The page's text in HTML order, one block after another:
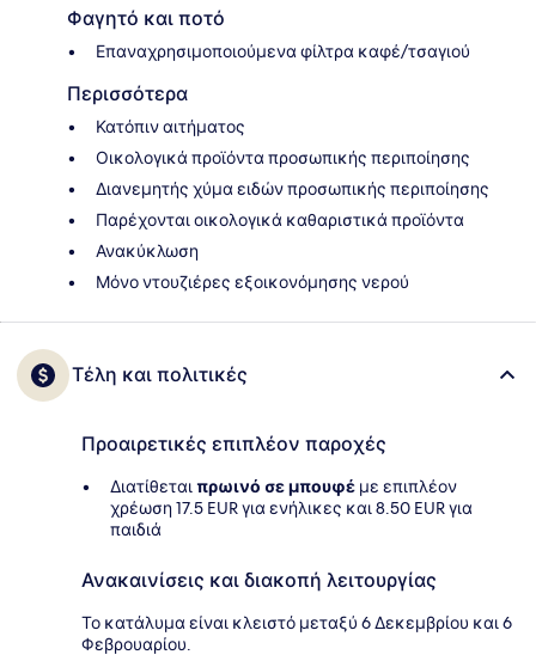
Φαγητό και ποτό
Επαναχρησιμοποιούμενα φίλτρα καφέ/τσαγιού
Περισσότερα
Κατόπιν αιτήματος
Οικολογικά προϊόντα προσωπικής περιποίησης
Διανεμητής χύμα ειδών προσωπικής περιποίησης
Παρέχονται οικολογικά καθαριστικά προϊόντα
Ανακύκλωση
Μόνο ντουζιέρες εξοικονόμησης νερού
Τέλη και πολιτικές
Προαιρετικές επιπλέον παροχές
Διατίθεταιπρωινό σε μπουφέ με επιπλέον
χρέωση 17.5 EUR για ενήλικες και 8.50 EUR για
παιδιά
Ανακαινίσεις και διακοπή λειτουργίας
Το κατάλυμα είναι κλειστό μεταξύ 6 Δεκεμβρίου και 6
Φεβρουαρίου.